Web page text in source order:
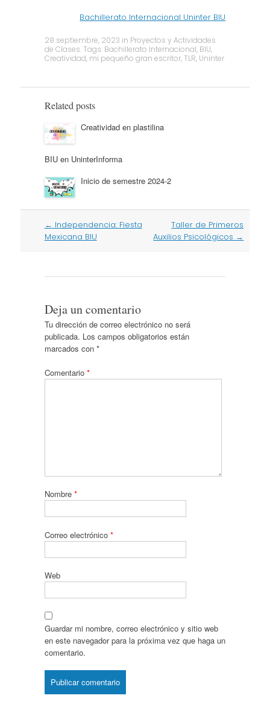
Bachillerato Internacional Uninter BIU
28 septiembre, 2023 in Proyectos y Actividades
de Clases. Tags: Bachillerato Internacional, BIU,
Creatividad, mi pequeño gran escritor, TLR, Uninter
Related posts
Creatividad en plastilina
BIU en UninterInforma
Inicio de semestre 2024-2
Post
navigation
← Independencia: Fiesta
Mexicana BIU
Taller de Primeros
Auxilios Psicológicos →
Deja un comentario
Tu dirección de correo electrónico no será
publicada. Los campos obligatorios están
marcados con *
Comentario *
Nombre *
Correo electrónico *
Web
Guardar mi nombre, correo electrónico y sitio web
en este navegador para la próxima vez que haga un
comentario.